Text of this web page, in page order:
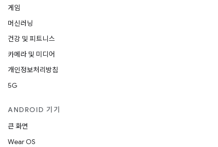
게임
머신러닝
건강 및 피트니스
카메라 및 미디어
개인정보처리방침
5G
ANDROID 기기
큰 화면
Wear OS